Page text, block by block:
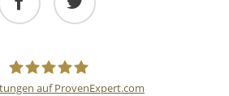
auf ProvenExpert.com